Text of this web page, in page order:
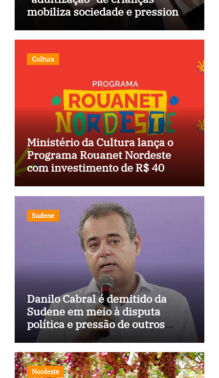
mobiliza sociedade e pressiona
Cultura
Ministério da Cultura lança o
Programa Rouanet Nordeste
com investimento de R$ 40
Sudene
Danilo Cabral é demitido da
Sudene em meio à disputa
política e pressão de outros
estados
Nordeste